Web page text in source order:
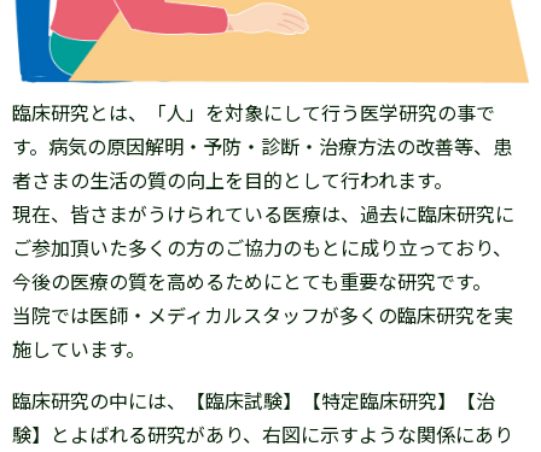
臨床研究とは、「人」を対象にして行う医学研究の事で
す。病気の原因解明・予防・診断・治療方法の改善等、患
者さまの生活の質の向上を目的として行われます。
現在、皆さまがうけられている医療は、過去に臨床研究に
ご参加頂いた多くの方のご協力のもとに成り立っており、
今後の医療の質を高めるためにとても重要な研究です。
当院では医師・メディカルスタッフが多くの臨床研究を実
施しています。
臨床研究の中には、【臨床試験】【特定臨床研究】【治
験】とよばれる研究があり、右図に示すような関係にあり